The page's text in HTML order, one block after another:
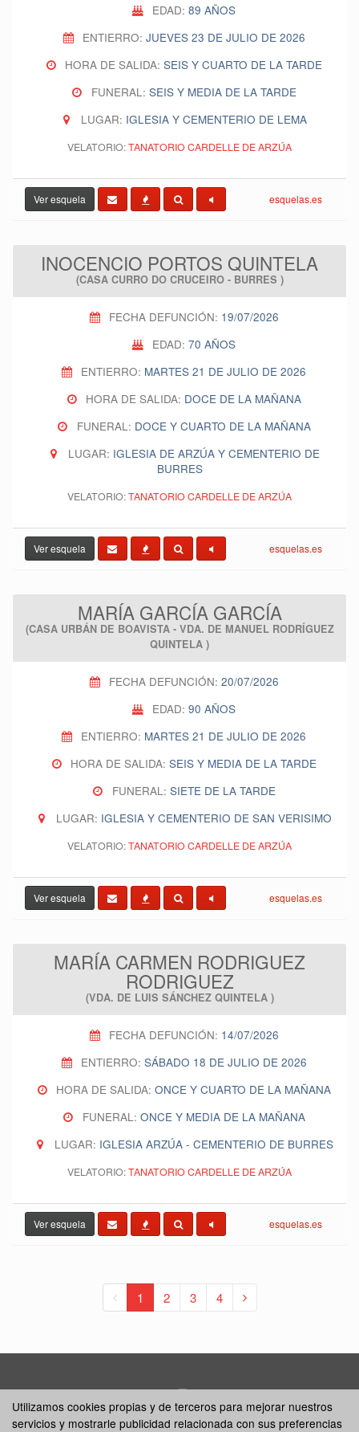
EDAD: 89 AÑOS
ENTIERRO: JUEVES 23 DE JULIO DE 2026
HORA DE SALIDA:SEIS Y CUARTO DE LA TARDE
FUNERAL: SEIS Y MEDIA DE LA TARDE
LUGAR: IGLESIA Y CEMENTERIO DE LEMA
VELATORIO:TANATORIO CARDELLE DE ARZÚA
Ver esquela esquelas.es
INOCENCIO PORTOS QUINTELA
(CASA CURRO DO CRUCEIRO - BURRES )
FECHA DEFUNCIÓN: 19/07/2026
EDAD: 70 AÑOS
ENTIERRO: MARTES 21 DE JULIO DE 2026
HORA DE SALIDA: DOCE DE LA MAÑANA
FUNERAL: DOCE Y CUARTO DE LA MAÑANA
LUGAR: IGLESIA DE ARZÚA Y CEMENTERIO DE
BURRES
VELATORIO:TANATORIO CARDELLE DE ARZÚA
Ver esquela esquelas.es
MARÍA GARCÍA GARCÍA
(CASA URBÁN DE BOAVISTA - VDA. DE MANUEL RODRÍGUEZ
QUINTELA )
FECHA DEFUNCIÓN: 20/07/2026
EDAD: 90 AÑOS
ENTIERRO: MARTES 21 DE JULIO DE 2026
HORA DE SALIDA:SEIS Y MEDIA DE LA TARDE
FUNERAL: SIETE DE LA TARDE
LUGAR: IGLESIA Y CEMENTERIO DE SAN VERISIMO
VELATORIO:TANATORIO CARDELLE DE ARZÚA
Ver esquela esquelas.es
MARÍA CARMEN RODRIGUEZ
RODRIGUEZ
(VDA. DE LUIS SÁNCHEZ QUINTELA )
FECHA DEFUNCIÓN: 14/07/2026
ENTIERRO: SÁBADO 18 DE JULIO DE 2026
HORA DE SALIDA:ONCE Y CUARTO DE LA MAÑANA
FUNERAL: ONCE Y MEDIA DE LA MAÑANA
LUGAR: IGLESIA ARZÚA - CEMENTERIO DE BURRES
VELATORIO:TANATORIO CARDELLE DE ARZÚA
Ver esquela esquelas.es
1 2 3 4
Inicio Contacto Esquelas
Utilizamos cookies propias y de terceros para mejorar nuestros
servicios y mostrarle publicidad relacionada con sus preferencias